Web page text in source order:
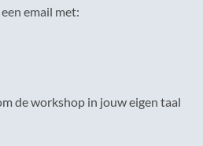
email met:
de workshop in jouw eigen taal